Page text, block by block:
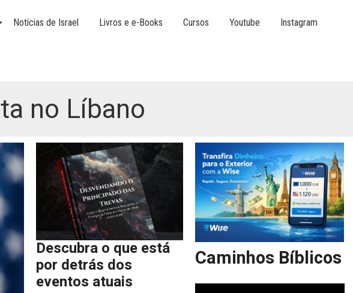
Notícias de Israel Livros e e-Books Cursos Youtube Instagram
no Líbano
Descubra o que está
por detrás dos
eventos atuais
Caminhos Bíblicos